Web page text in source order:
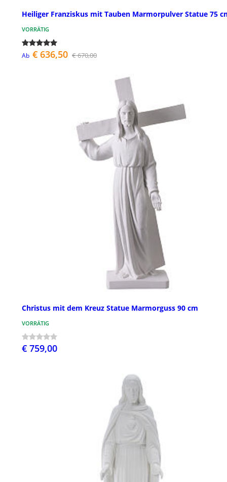
Heiliger Franziskus mit Tauben Marmorpulver Statue 75
VORRÄTIG
Ab € 636,50 € 670,00
Christus mit dem Kreuz Statue Marmorguss 90 cm
VORRÄTIG
€ 759,00